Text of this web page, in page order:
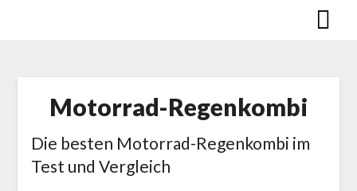
Motorrad-Regen­kombi
Die besten Motorrad-Regen­kombi im
Test und Vergleich